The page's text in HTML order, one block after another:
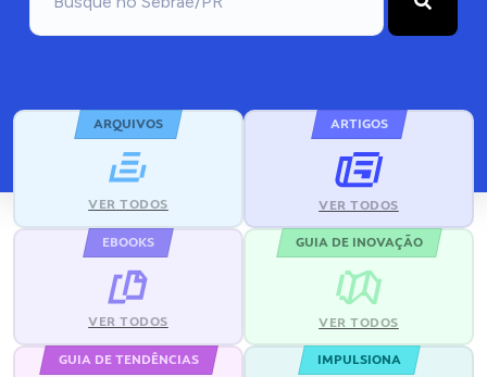
ARQUIVOS
VER TODOS
ARTIGOS
VER TODOS
EBOOKS
VER TODOS
GUIA DE INOVAÇÃO
VER TODOS
GUIA DE TENDÊNCIAS IMPULSIONA